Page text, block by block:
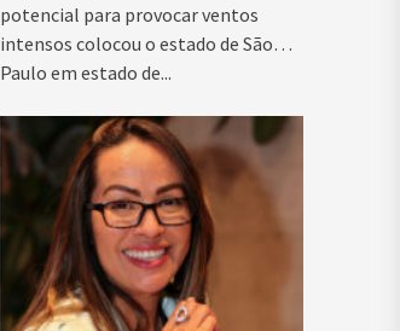
potencial para provocar ventos
intensos colocou o estado de São
Paulo em estado de...